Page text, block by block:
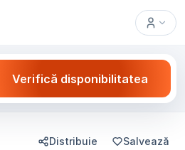
Verifică disponibilitatea
Distribuie Salvează